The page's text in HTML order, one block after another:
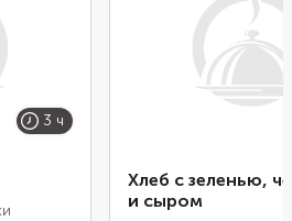
3 ч
Хлеб с зеленью,
и сыром